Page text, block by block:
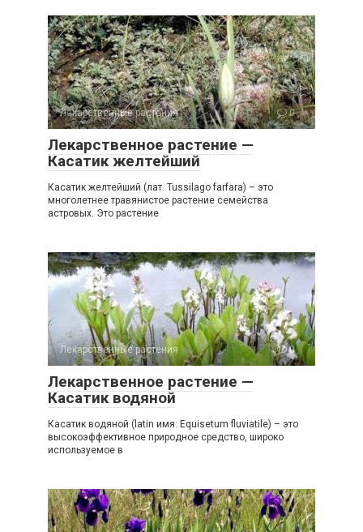
Лекарственные растения 0
Лекарственное растение —
Касатик желтейший
Касатик желтейший (лат. Tussilago farfara) – это
многолетнее травянистое растение семейства
астровых. Это растение
Лекарственные растения 0
Лекарственное растение —
Касатик водяной
Касатик водяной (latin имя: Equisetum fluviatile) – это
высокоэффективное природное средство, широко
используемое в